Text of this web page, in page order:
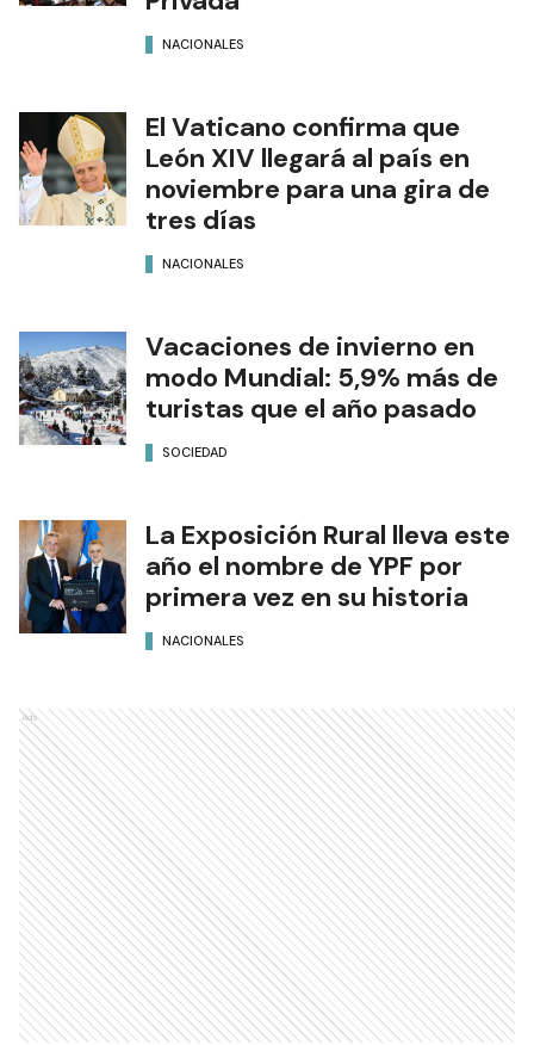
NACIONALES
El Vaticano confirma que
León XIV llegará al país en
noviembre para una gira de
tres días
NACIONALES
Vacaciones de invierno en
modo Mundial: 5,9% más de
turistas que el año pasado
SOCIEDAD
La Exposición Rural lleva este
año el nombre de YPF por
primera vez en su historia
NACIONALES
Ads